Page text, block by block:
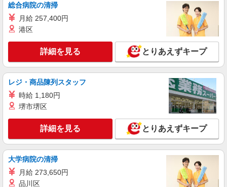
株式会社バイトレ（ADM815651）
コツコツ派歓迎｜見る・分ける・貼るだけ♪倉
時給1300円（就業先により異なる）
茨城県土浦市
キープ 詳細を見る
アルバイト パート
株式会社バイトレ（ADM815654）
未経験9割！説明通りにやるだけのシンプル軽
作業
時給1300円（就業先により異なる）
キープ 詳細を見る
総合病院の清掃
月給 257,400円
港区
詳細を見る とりあえずキープ
レジ・商品陳列スタッフ
時給 1,180円
堺市堺区
詳細を見る とりあえずキープ
大学病院の清掃
月給 273,650円
品川区